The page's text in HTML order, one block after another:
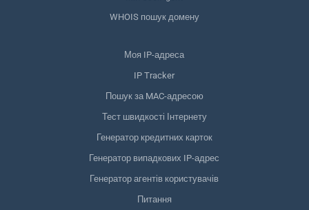
WHOIS пошук домену
Моя IP-адреса
IP Tracker
Пошук за MAC-адресою
Тест швидкості Інтернету
Генератор кредитних карток
Генератор випадкових IP-адрес
Генератор агентів користувачів
Питання